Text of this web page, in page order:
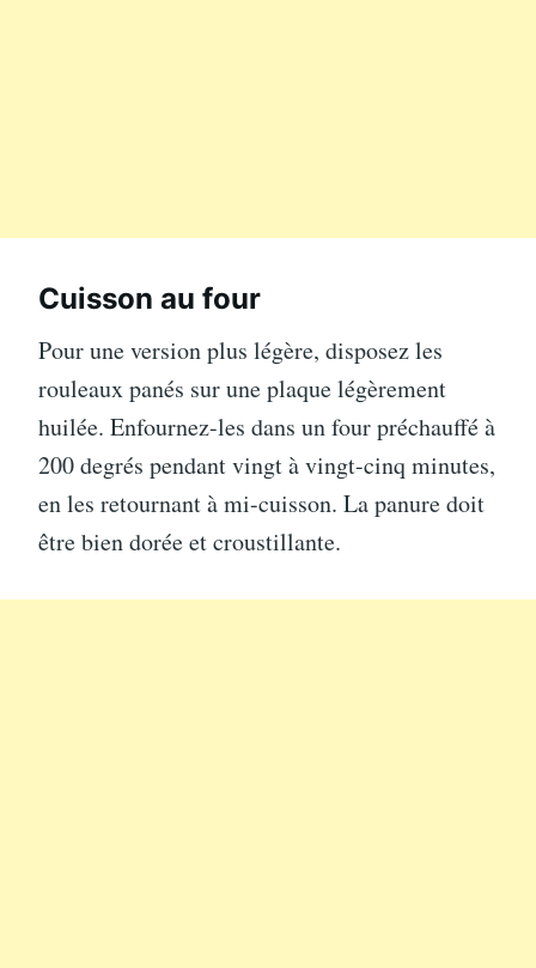
Cuisson au four
Pour une version plus légère, disposez les
rouleaux panés sur une plaque légèrement
huilée. Enfournez-les dans un four préchauffé à
200 degrés pendant vingt à vingt-cinq minutes,
en les retournant à mi-cuisson. La panure doit
être bien dorée et croustillante.